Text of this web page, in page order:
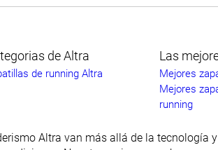
de Altra
de running Altra
Las
Mejores
Mejores
running
Altra van más allá de la tecnología